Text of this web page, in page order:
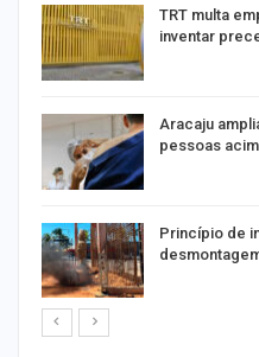
TRT multa
inventar
Aracaju
pessoas
Princípio de